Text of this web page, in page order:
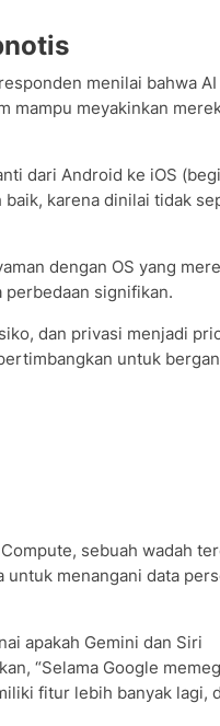
menilai bahwa
mampu meyakinkan
dari Android ke iOS
karena dinilai tidak
dengan OS yang
perbedaan signifikan.
dan privasi menjadi
untuk
sebuah wadah
menangani data
apakah Gemini dan Siri
“Selama Google
fitur lebih banyak lagi,